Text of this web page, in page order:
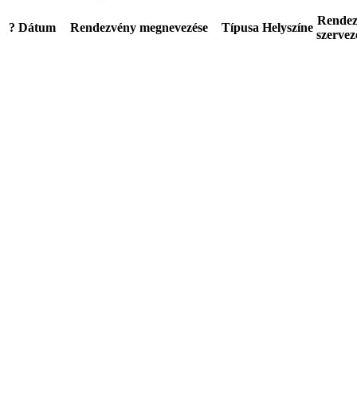
? Dátum Rendezvény megnevezése Típusa Helyszíne